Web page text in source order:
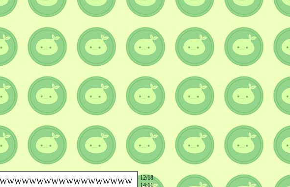
12/18
14:11